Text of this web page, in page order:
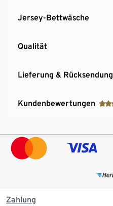
Jersey-Bettwäsche
Qualität
Lieferung & Rücksendung
Kundenbewertungen
Zahlung